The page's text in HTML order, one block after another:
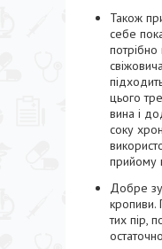
Також
себе
потрібно
цього
вина і
соку
прийому
Добре
кропиви.
тих пір,